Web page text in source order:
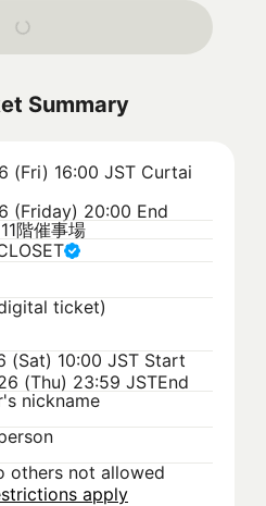
Summary
(Fri) 16:00 JST Curtai
(Friday) 20:00 End
階催事場
ticket)
(Sat) 10:00 JST Start
(Thu) 23:59 JSTEnd
nickname
others not allowed
apply